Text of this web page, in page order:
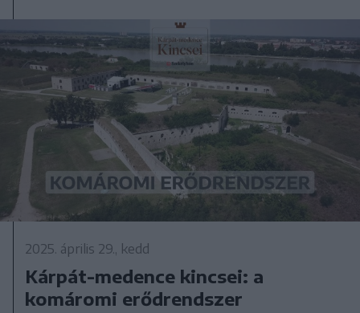
2025. április 29., kedd
Kárpát-medence kincsei: a
komáromi erődrendszer